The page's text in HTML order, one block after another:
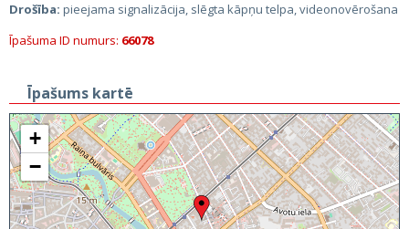
Drošība: pieejama signalizācija, slēgta kāpņu telpa, videonovērošana
Īpašuma ID numurs: 66078
Īpašums kartē
+
−